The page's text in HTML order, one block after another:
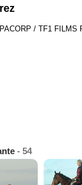
/ TF1 FILMS
- 54